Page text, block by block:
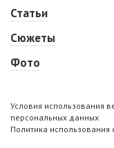
Статьи
Сюжеты
Фото
Условия использования
персональных данных
Политика использования